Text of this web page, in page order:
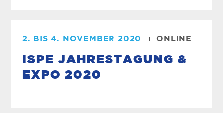
2. BIS 4. NOVEMBER 2020 ONLINE
ISPE JAHRESTAGUNG &
EXPO 2020